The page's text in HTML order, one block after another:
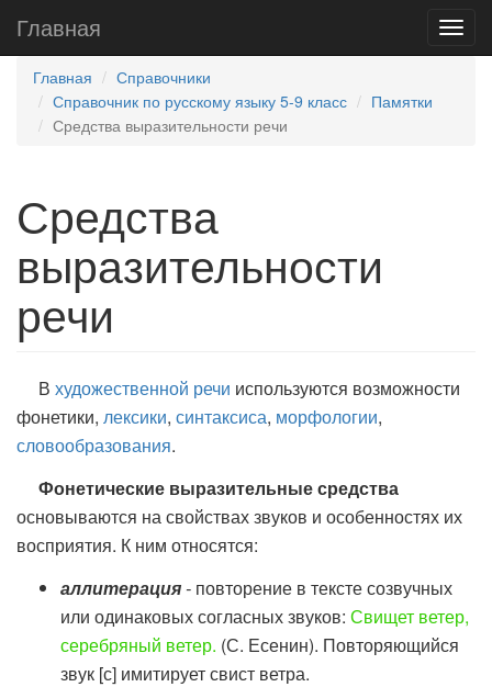
Главная
Главная
Справочники
Справочник по русскому языку 5-9 класс
Памятки
Средства выразительности речи
Средства
выразительности
речи
В художественной речи используются возможности
фонетики, лексики, синтаксиса, морфологии,
словообразования.
Фонетические выразительные средства
основываются на свойствах звуков и особенностях их
восприятия. К ним относятся:
аллитерация- повторение в тексте созвучных
или одинаковых согласных звуков: Свищет ветер,
серебряный ветер. (С. Есенин). Повторяющийся
звук [с] имитирует свист ветра.